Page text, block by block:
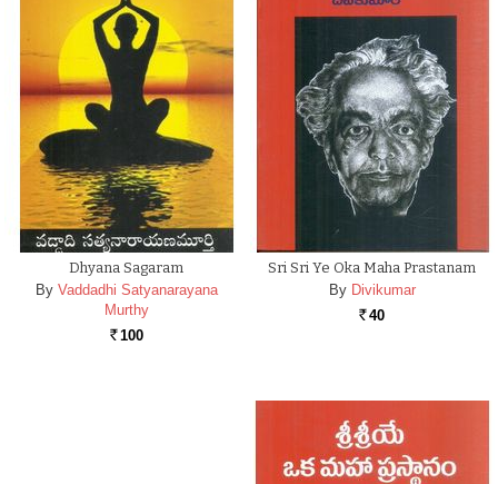
Dhyana Sagaram
By Vaddadhi Satyanarayana
Murthy
Rs. 100
Sri Sri Ye Oka Maha Prastanam
By Divikumar
Rs. 40